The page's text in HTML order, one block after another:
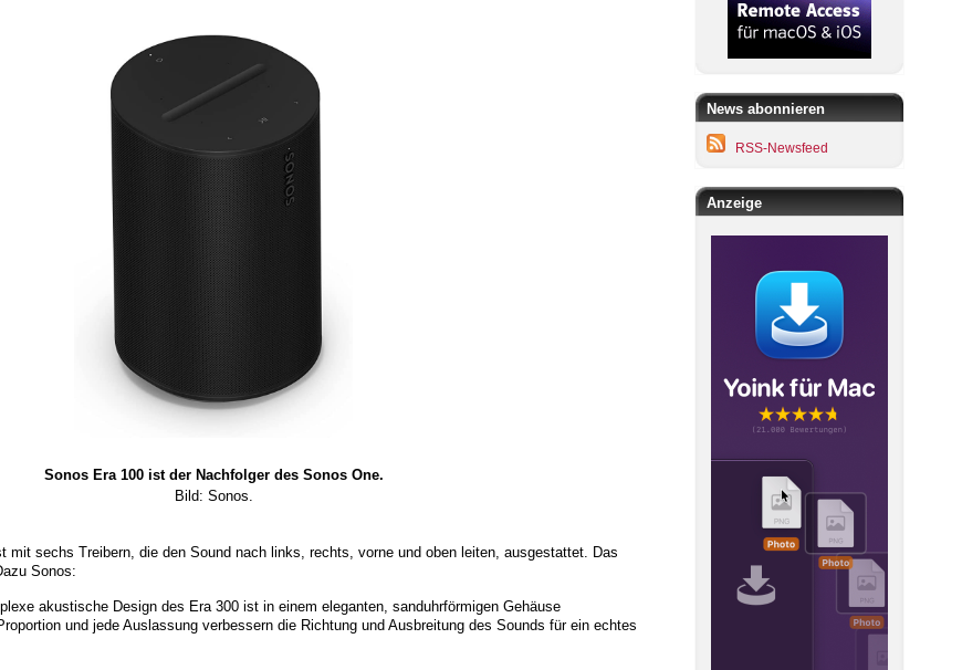
Sonos Era 100 ist der Nachfolger des Sonos One.
Bild: Sonos.
mit sechs Treibern, die den Sound nach links, rechts, vorne und oben leiten, ausgestattet. Das
Sonos:
akustische Design des Era 300 ist in einem eleganten, sanduhrförmigen Gehäuse
und jede Auslassung verbessern die Richtung und Ausbreitung des Sounds für ein echtes
News abonnieren
RSS-Newsfeed
Anzeige